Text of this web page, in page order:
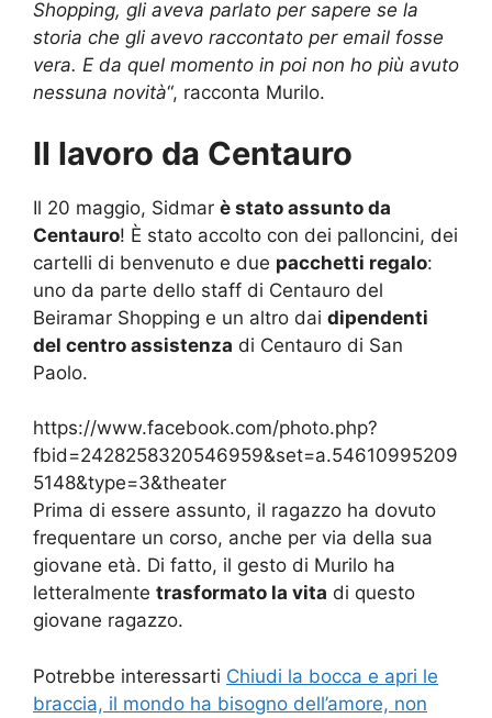
Shopping, gli aveva parlato per sapere se la
storia che gli avevo raccontato per email fosse
vera. E da quel momento in poi non ho più avuto
nessuna novità“, racconta Murilo.
Il lavoro da Centauro
Il 20 maggio, Sidmar è stato assunto da
Centauro! È stato accolto con dei palloncini, dei
cartelli di benvenuto e due pacchetti regalo:
uno da parte dello staff di Centauro del
Beiramar Shopping e un altro dai dipendenti
del centro assistenza di Centauro di San
Paolo.
https://www.facebook.com/photo.php?
fbid=2428258320546959&set=a.54610995209
5148&type=3&theater
Prima di essere assunto, il ragazzo ha dovuto
frequentare un corso, anche per via della sua
giovane età. Di fatto, il gesto di Murilo ha
letteralmente trasformato la vita di questo
giovane ragazzo.
Potrebbe interessarti Chiudi la bocca e apri le
braccia, il mondo ha bisogno dell’amore, non